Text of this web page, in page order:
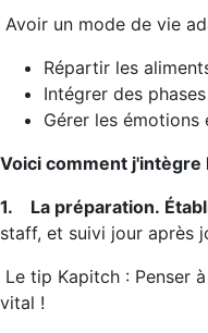
Avoir un mode de vie
Répartir les
Intégrer des
Gérer les émotions
Voici comment j'intègre
1. La préparation.
staff, et suivi jour après
Le tip Kapitch : Penser
vital !